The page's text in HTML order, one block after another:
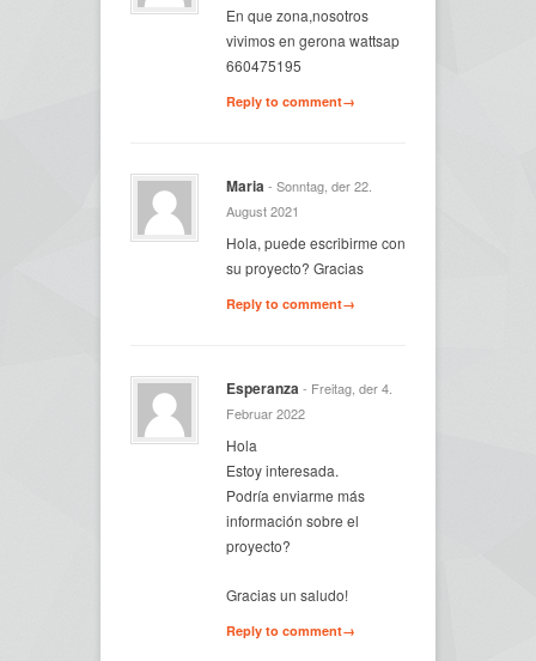
En que zona,nosotros
vivimos en gerona wattsap
660475195
Reply to comment→
Maria- Sonntag, der 22.
August 2021
Hola, puede escribirme con
su proyecto? Gracias
Reply to comment→
Esperanza- Freitag, der 4.
Februar 2022
Hola
Estoy interesada.
Podría enviarme más
información sobre el
proyecto?
Gracias un saludo!
Reply to comment→